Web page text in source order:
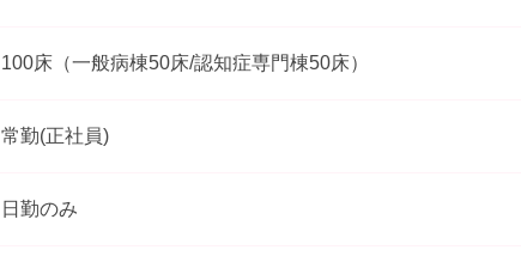
100床（一般病棟50床/認知症専門棟50床）
常勤(正社員)
日勤のみ